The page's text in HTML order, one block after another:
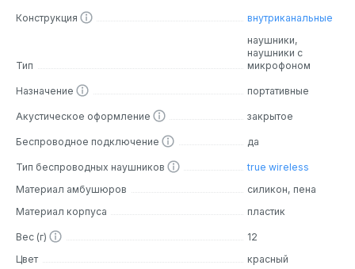
Конструкция внутриканальные
Тип
наушники,
наушники с
микрофоном
Назначение портативные
Акустическое оформление закрытое
Беспроводное подключение да
Тип беспроводных наушников
true wireless
Материал амбушюров
силикон, пена
Материал корпуса
пластик
Вес (г)
12
Цвет
красный